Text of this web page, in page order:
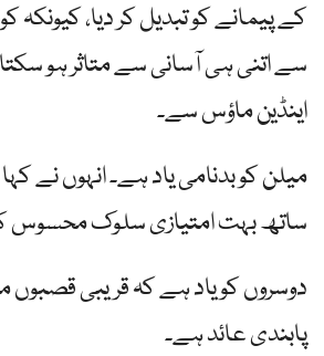
کے پیمانے کو تبدیل کر دیا، کیونکہ
سے اتنی ہی آسانی سے متاثر ہو
اینڈین ماؤس سے۔
میلن کو بدنامی یاد ہے۔ انہوں نے
ساتھ بہت امتیازی سلوک محسوس
دوسروں کو یاد ہے کہ قریبی قصبوں
پابندی عائد ہے۔